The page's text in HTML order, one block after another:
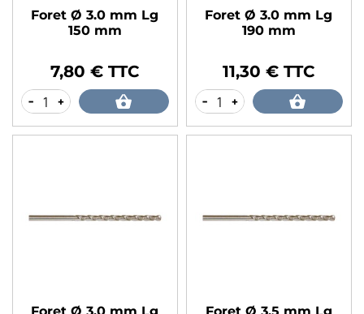
Foret Ø 3.0 mm Lg
150 mm
7,80 € TTC
- +
Foret Ø 3.0 mm Lg
190 mm
11,30 € TTC
- +